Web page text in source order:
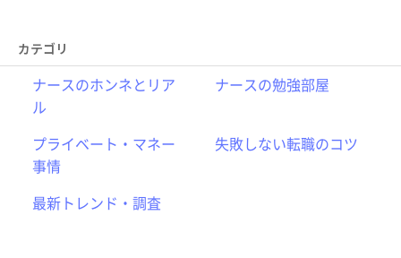
カテゴリ
ナースのホンネとリア
ル
ナースの勉強部屋
プライベート・マネー
事情
失敗しない転職のコツ
最新トレンド・調査